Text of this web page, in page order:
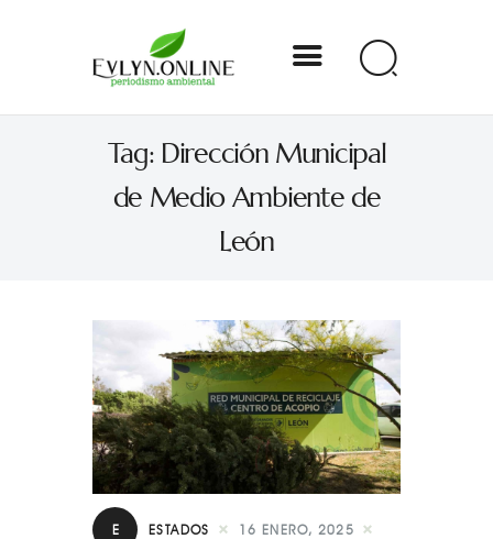
Tag: Dirección Municipal
de Medio Ambiente de
León
Evlyn Online
Periodismo para autogobernarse
Internacional
Estados
Especial
Opinión
Contacto
E ESTADOS 16 ENERO, 2025